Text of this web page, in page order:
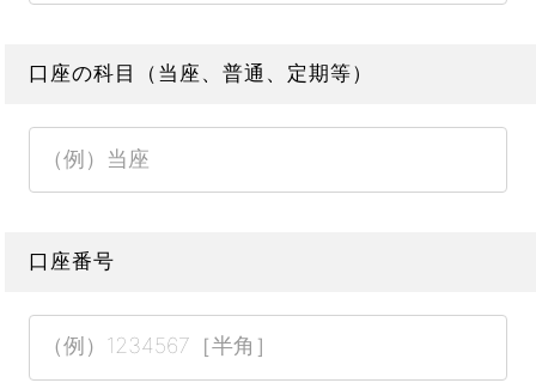
口座の科目（当座、普通、定期等）
口座番号